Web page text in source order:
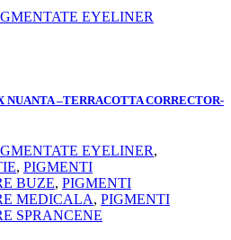
EYELINER
–TERRACOTTA CORRECTOR-
EYELINER,
, PIGMENTI
BUZE, PIGMENTI
MEDICALA, PIGMENTI
SPRANCENE